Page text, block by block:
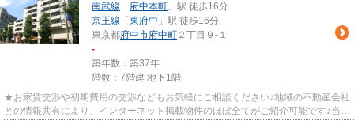
南武線 「 府中本町 」駅 徒歩16分
京王線 「 東府中 」駅 徒歩16分
東京都府中市府中町 ２丁目９-１
-
築年数：築37年
階数：7階建 地下1階
★お家賃交渉や初期費用の交渉などもお気軽にご相談ください♪地域の不動産会社
との情報共有により、インターネット掲載物件のほぼ全てがご紹介可能です♪当店